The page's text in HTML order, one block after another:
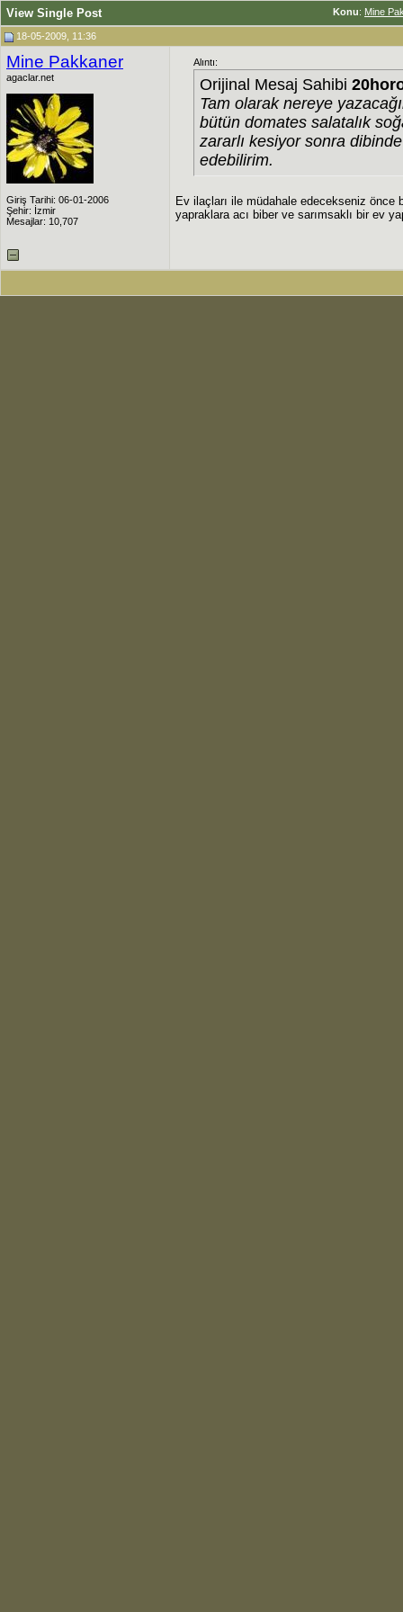
Konu: Mine
View Single Post
18-05-2009, 11:36
Mine Pakkaner
agaclar.net
Giriş Tarihi: 06-01-2006
Şehir: İzmir
Mesajlar: 10,707
Alıntı:
Orijinal Mesaj Sahibi
Tam olarak nereye
bütün domates salatalık
zararlı kesiyor sonra
edebilirim.
Ev ilaçları ile müdahale edecekseniz
yapraklara acı biber ve sarımsaklı bir ev